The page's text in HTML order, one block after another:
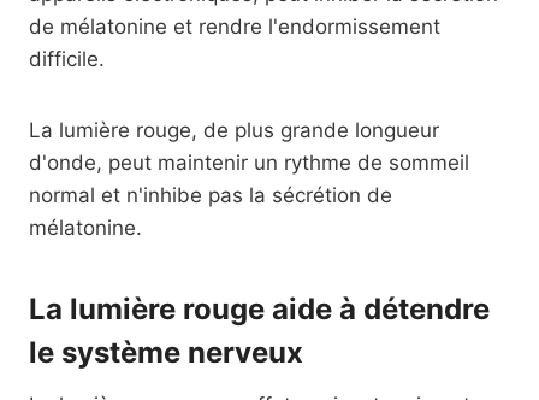
de mélatonine et rendre l'endormissement
difficile.
La lumière rouge, de plus grande longueur
d'onde, peut maintenir un rythme de sommeil
normal et n'inhibe pas la sécrétion de
mélatonine.
La lumière rouge aide à détendre
le système nerveux